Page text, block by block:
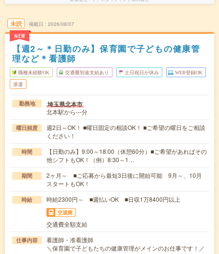
未読
NEW
掲載日 2026/08/07
【週2～＊日勤のみ】保育園で子どもの健康管
理など＊看護師
職種未経験OK 交通費別途支給あり 土日祝日が休み WEB登録OK
派遣
勤務地 埼玉県北本市
北本駅から---分
曜日頻度
週2日～OK！ ■曜日固定の相談OK！ ■ご希望の曜日をご相談
ください！
時間
【日勤のみ】9:00～18:00（休憩60分）■ご希望があればその
他シフトもOK！（例）8:30～1…
期間
2ヶ月～ ■ご応募から最短3日後に開始可能 9月～、10月
スタートもOK！
時給 時給2300円～ ■週払いOK ■日収1万8400円以上
交通費
交通費全額支給
仕事内容
看護師・准看護師
＼保育園で子どもたちの健康管理がメインのお仕事です！／